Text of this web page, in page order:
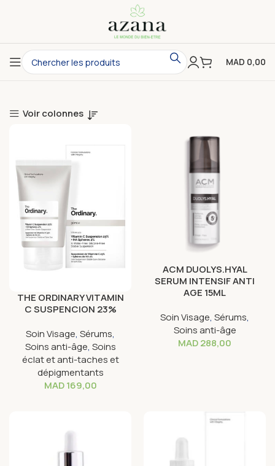
MAD 0,00
Voir colonnes
THE ORDINARY VITAMIN
C SUSPENCION 23%
Soin Visage, Sérums,
Soins anti-âge, Soins
éclat et anti-taches et
dépigmentants
MAD169,00
ACM DUOLYS.HYAL
SERUM INTENSIF ANTI
AGE 15ML
Soin Visage, Sérums,
Soins anti-âge
MAD288,00